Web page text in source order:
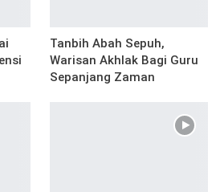
Tanbih Abah Sepuh,
Warisan Akhlak Bagi Guru
Sepanjang Zaman